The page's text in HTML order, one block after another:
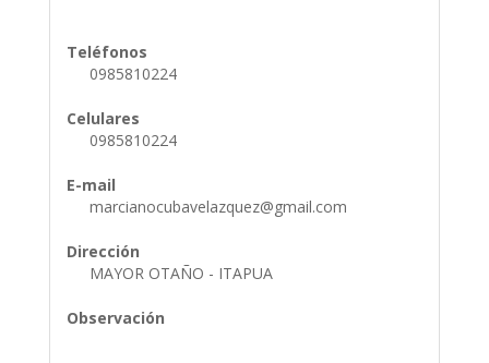
Teléfonos
0985810224
Celulares
0985810224
E-mail
marcianocubavelazquez@gmail.com
Dirección
MAYOR OTAÑO - ITAPUA
Observación